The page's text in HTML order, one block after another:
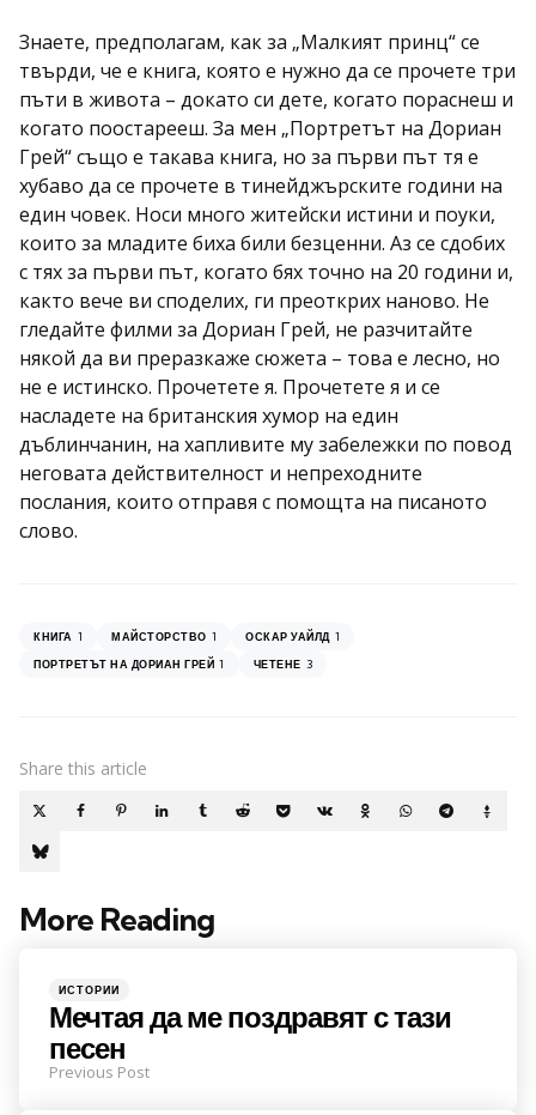
Знаете, предполагам, как за „Малкият принц“ се
твърди, че е книга, която е нужно да се прочете три
пъти в живота – докато си дете, когато пораснеш и
когато поостарееш. За мен „Портретът на Дориан
Грей“ също е такава книга, но за първи път тя е
хубаво да се прочете в тинейджърските години на
един човек. Носи много житейски истини и поуки,
които за младите биха били безценни. Аз се сдобих
с тях за първи път, когато бях точно на 20 години и,
както вече ви споделих, ги преоткрих наново. Не
гледайте филми за Дориан Грей, не разчитайте
някой да ви преразкаже сюжета – това е лесно, но
не е истинско. Прочетете я. Прочетете я и се
насладете на британския хумор на един
дъблинчанин, на хапливите му забележки по повод
неговата действителност и непреходните
послания, които отправя с помощта на писаното
слово.
КНИГА 1 МАЙСТОРСТВО 1 ОСКАР УАЙЛД 1
ПОРТРЕТЪТ НА ДОРИАН ГРЕЙ 1 ЧЕТЕНЕ 3
Share this article
More Reading
Post
Posted
ИСТОРИИ
Мечтая да ме поздравят с тази
песен
Previous Post